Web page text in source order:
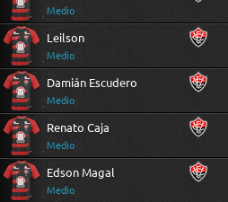
Medio
Leilson
Medio
Damián Escudero
Medio
Renato Caja
Medio
Edson Magal
Medio